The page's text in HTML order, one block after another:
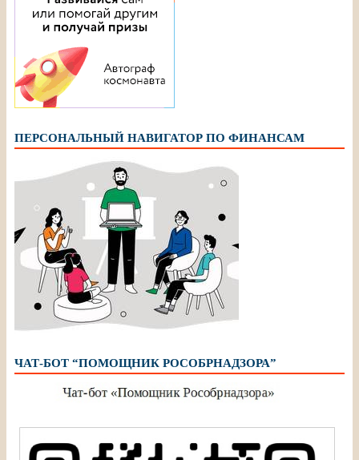
ПЕРСОНАЛЬНЫЙ НАВИГАТОР ПО ФИНАНСАМ
ЧАТ-БОТ “ПОМОЩНИК РОСОБРНАДЗОРА”